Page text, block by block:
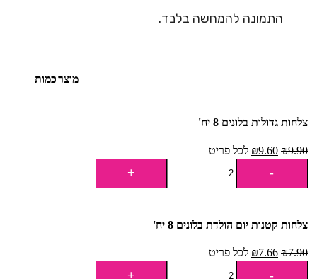
התמונה להמחשה בלבד.
מוצרכמות
צלחות גדולות בלונים 8 יח'
₪9.90
₪9.60 לכל פריט
צלחות קטנות יום הולדת בלונים 8 יח'
₪7.90
₪7.66 לכל פריט